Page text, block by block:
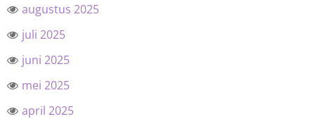
augustus 2025
juli 2025
juni 2025
mei 2025
april 2025